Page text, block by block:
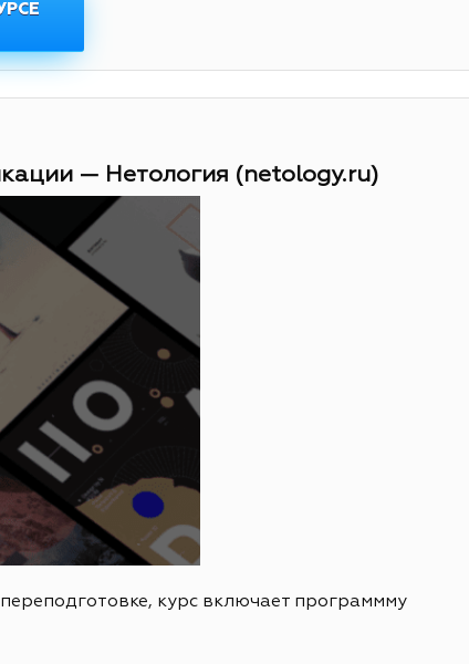
— Нетология (netology.ru)
курс включает программму